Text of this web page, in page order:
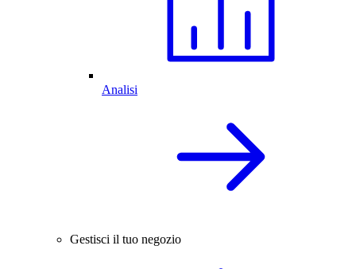
Analisi
Gestisci il tuo negozio